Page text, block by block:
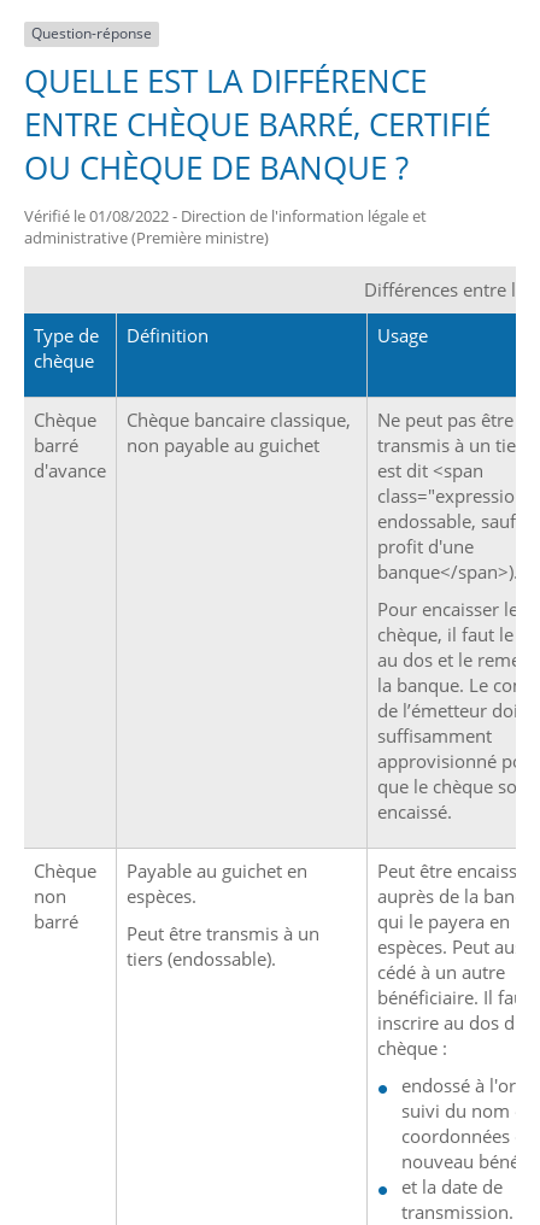
Question-réponse
QUELLE EST LA DIFFÉRENCE
ENTRE CHÈQUE BARRÉ, CERTIFIÉ
OU CHÈQUE DE BANQUE ?
Vérifié le 01/08/2022 - Direction de l'information légale et
administrative (Première ministre)
Différences entre
Type de
chèque
Définition Usage
Chèque
barré
d'avance
Chèque bancaire classique,
non payable au guichet
Ne peut pas être
transmis à un tiers
est dit <span
endossable, sauf au
profit d'une
banque</span>).
Pour encaisser le
chèque, il faut le
au dos et le
la banque. Le
de l’émetteur doit
suffisamment
approvisionné pour
que le chèque soit
encaissé.
Chèque
non
barré
Payable au guichet en
espèces.
Peut être transmis à un
tiers (endossable).
Peut être encaissé
auprès de la
qui le payera en
espèces. Peut
cédé à un autre
bénéficiaire. Il faut
inscrire au dos du
chèque :
endossé à
suivi du nom et
coordonnées du
nouveau
et la date de
transmission.